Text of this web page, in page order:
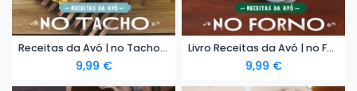
Receitas da Avó | no Tacho - ebook
9,99 €
Livro Receitas da Avó | no Forno - eBook
9,99 €